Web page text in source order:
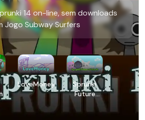
14 on-line, sem downloads
Jogo Subway Surfers
LoveMoney
Sprunki
Future